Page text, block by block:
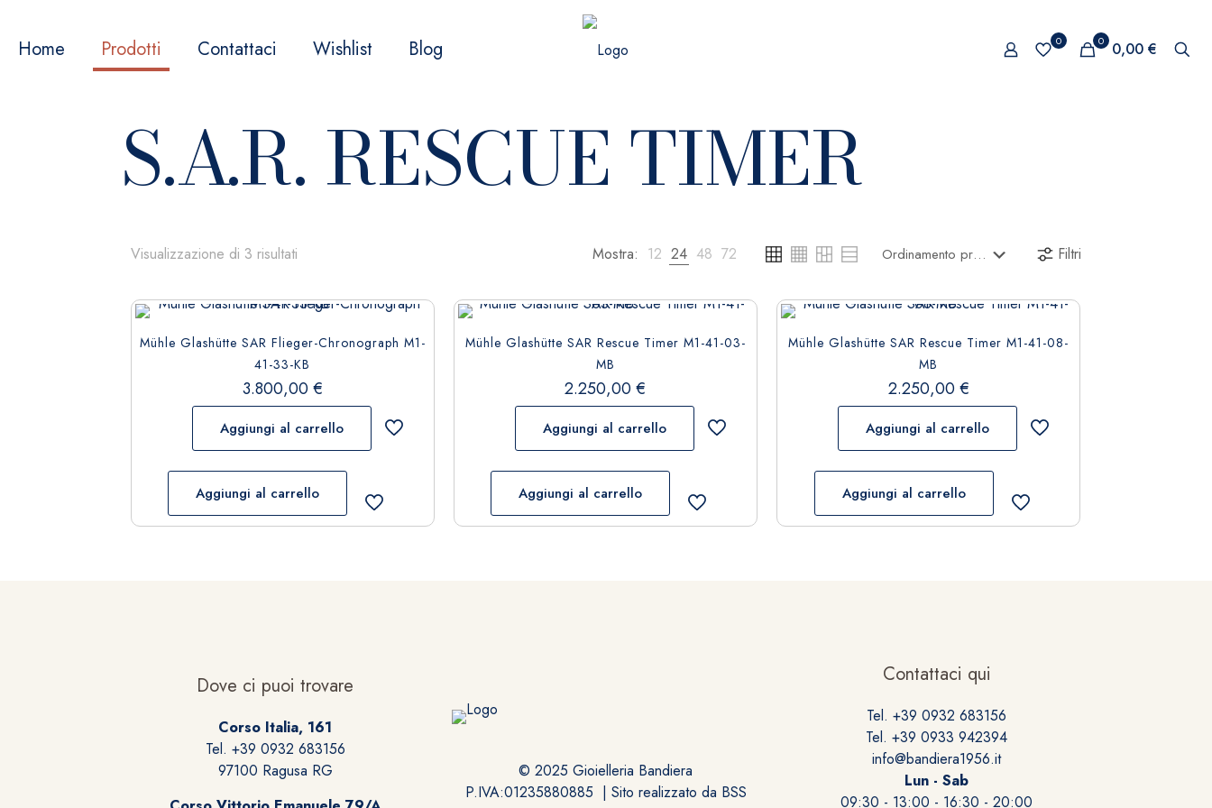
Home Prodotti Contattaci Wishlist Blog 0 0 0,00 €
S.A.R. RESCUE TIMER
Visualizzazione di 3 risultati Mostra: 12 24 48 72 Filtri
Mühle Glashütte SAR Flieger-Chronograph M1-
41-33-KB
3.800,00€
Aggiungi al carrello
Aggiungi al carrello
Mühle Glashütte SAR Rescue Timer M1-41-03-
MB
2.250,00€
Aggiungi al carrello
Aggiungi al carrello
Mühle Glashütte SAR Rescue Timer M1-41-08-
MB
2.250,00€
Aggiungi al carrello
Aggiungi al carrello
Dove ci puoi trovare
Corso Italia, 161
Tel. +39 0932 683156
97100 Ragusa RG
© 2025 Gioielleria Bandiera
P.IVA:01235880885 | Sito realizzato da BSS
Contattaci qui
Tel. +39 0932 683156
Tel. +39 0933 942394
info@bandiera1956.it
Lun - Sab
09:30 - 13:00 - 16:30 - 20:00